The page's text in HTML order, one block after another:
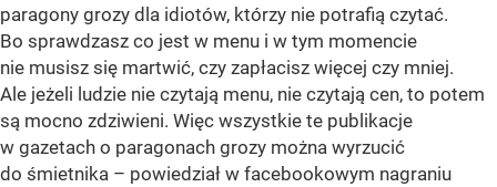
paragony grozy dla idiotów, którzy nie potrafią czytać.
Bo sprawdzasz co jest w menu i w tym momencie
nie musisz się martwić, czy zapłacisz więcej czy mniej.
Ale jeżeli ludzie nie czytają menu, nie czytają cen, to potem
są mocno zdziwieni. Więc wszystkie te publikacje
w gazetach o paragonach grozy można wyrzucić
do śmietnika – powiedział w facebookowym nagraniu